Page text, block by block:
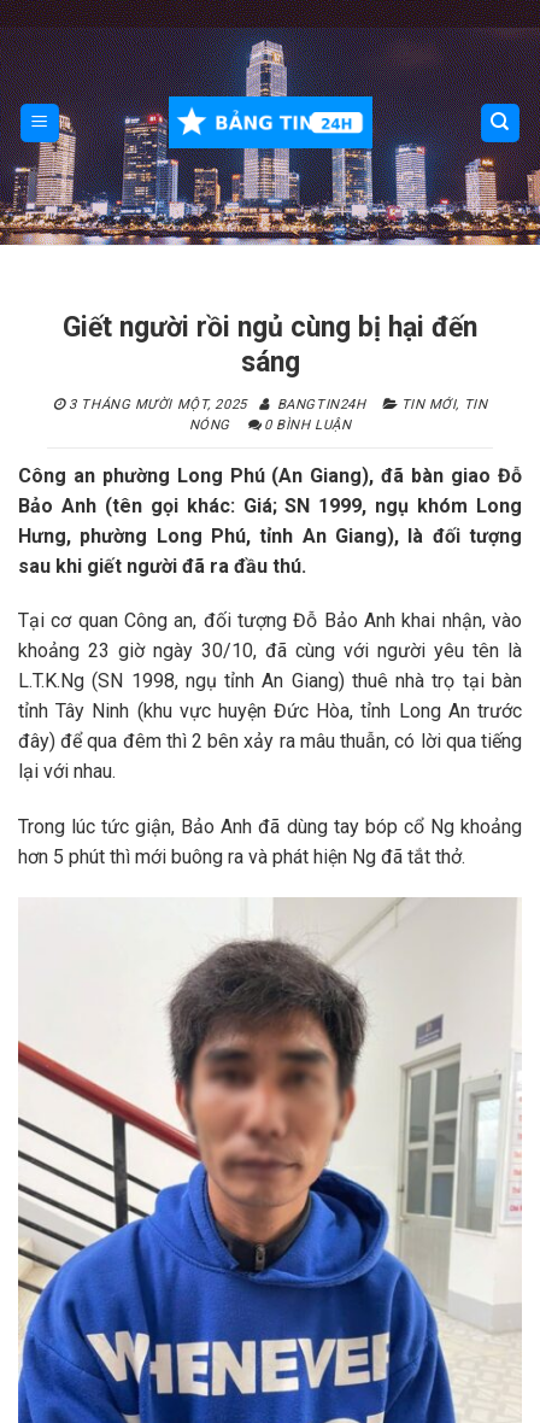
Skip
to
content
Giết người rồi ngủ cùng bị hại đến
sáng
3 THÁNG MƯỜI MỘT, 2025 BANGTIN24H TIN MỚI, TIN
NÓNG
0 BÌNH LUẬN
Công an phường Long Phú (An Giang), đã bàn giao Đỗ
Bảo Anh (tên gọi khác: Giá; SN 1999, ngụ khóm Long
Hưng, phường Long Phú, tỉnh An Giang), là đối tượng
sau khi giết người đã ra đầu thú.
Tại cơ quan Công an, đối tượng Đỗ Bảo Anh khai nhận, vào
khoảng 23 giờ ngày 30/10, đã cùng với người yêu tên là
L.T.K.Ng (SN 1998, ngụ tỉnh An Giang) thuê nhà trọ tại bàn
tỉnh Tây Ninh (khu vực huyện Đức Hòa, tỉnh Long An trước
đây) để qua đêm thì 2 bên xảy ra mâu thuẫn, có lời qua tiếng
lại với nhau.
Trong lúc tức giận, Bảo Anh đã dùng tay bóp cổ Ng khoảng
hơn 5 phút thì mới buông ra và phát hiện Ng đã tắt thở.